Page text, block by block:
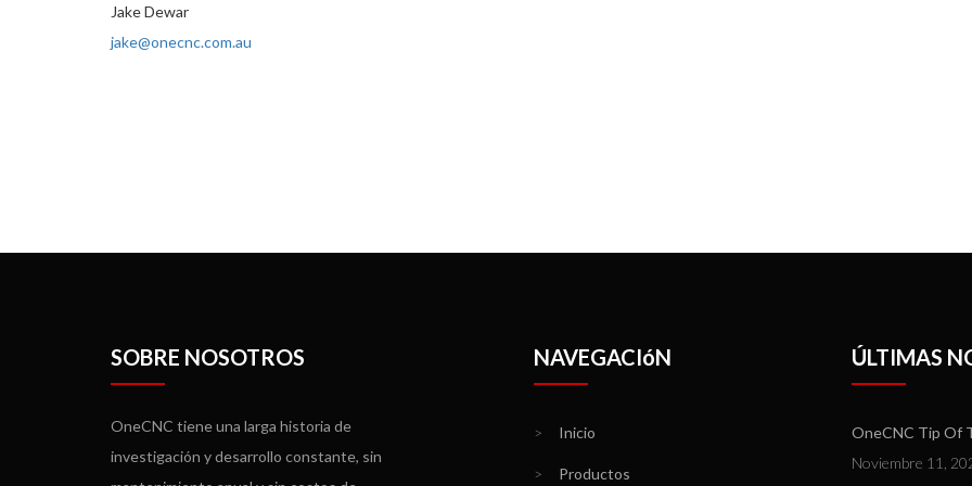
Jake Dewar
jake@onecnc.com.au
SOBRE NOSOTROS
OneCNC tiene una larga historia de
investigación y desarrollo constante, sin
NAVEGACIóN
> Inicio
> Productos
ÚLTIMAS
OneCNC Tip Of
Noviembre 11,